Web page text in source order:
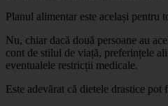
Planul alimentar este același pentru
Nu, chiar dacă două persoane au
cont de stilul de viață, preferințele
eventualele restricții medicale.
Este adevărat că dietele drastice pot